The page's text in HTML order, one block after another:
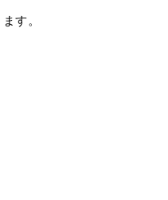
す。